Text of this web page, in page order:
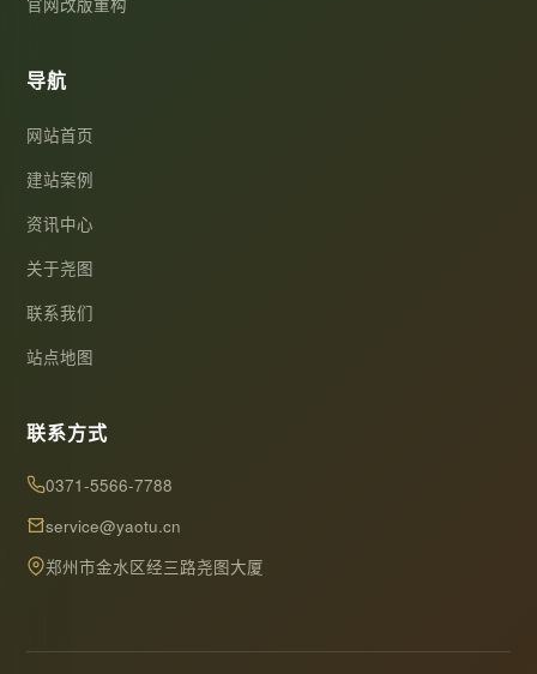
导航
网站首页
建站案例
资讯中心
关于尧图
联系我们
站点地图
联系方式
0371-5566-7788
service@yaotu.cn
郑州市金水区经三路尧图大厦